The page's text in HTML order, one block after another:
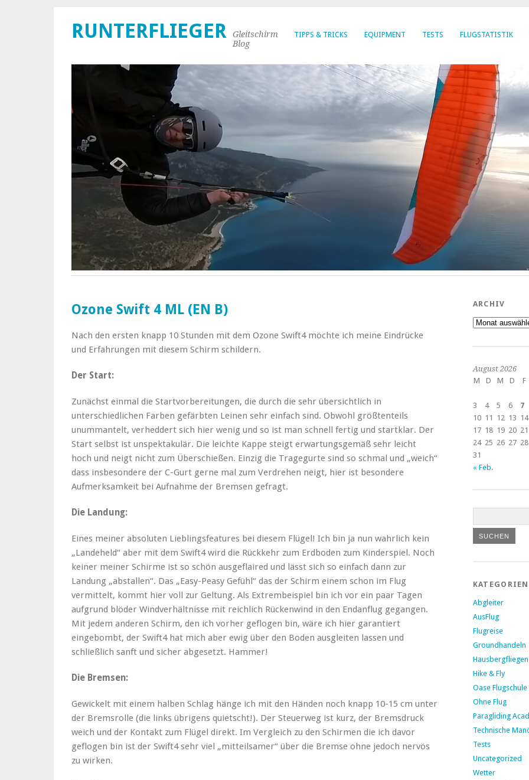
TIPPS & TRICKS EQUIPMENT TESTS FLUGSTATISTIK
RUNTERFLIEGER
Gleitschirm
Blog
Ozone Swift 4 ML (EN B)
Nach den ersten knapp 10 Stunden mit dem Ozone Swift4 möchte ich meine Eindrücke
und Erfahrungen mit diesem Schirm schildern.
Der Start:
Zunächst einmal die Startvorbereitungen, die durch die sehr übersichtlich in
unterschiedlichen Farben gefärbten Leinen sehr einfach sind. Obwohl größtenteils
unummantelt, verheddert sich hier wenig und so ist man schnell fertig und startklar. Der
Start selbst ist unspektakulär. Die leichte Kappe steigt erwartungsgemäß sehr leicht
hoch und neigt nicht zum Überschießen. Einzig die Tragegurte sind so schmal und „weich“
dass insbesondere der C-Gurt gerne mal zum Verdrehen neigt, hier ist besondere
Aufmerksamkeit bei Aufnahme der Bremsen gefragt.
Die Landung:
Eines meiner absoluten Lieblingsfeatures bei diesem Flügel! Ich bin ja nun wahrlich kein
„Landeheld“ aber mit dem Swift4 wird die Rückkehr zum Erdboden zum Kinderspiel. Noch
keiner meiner Schirme ist so schön ausgeflaired und lässt sich so einfach dann zur
Landung „abstallen“. Das „Easy-Peasy Gefühl“ das der Schirm einem schon im Flug
vermittelt, kommt hier voll zur Geltung. Als Extrembeispiel bin ich vor ein paar Tagen
aufgrund blöder Windverhältnisse mit reichlich Rückenwind in den Endanflug gegangen.
Mit jedem anderen Schirm, den ich vorher geflogen bin, wäre ich hier garantiert
eingebombt, der Swift4 hat mich aber ewig über den Boden ausgleiten lassen und
schließlich sanft und sicher abgesetzt. Hammer!
Die Bremsen:
Gewickelt mit einem halben Schlag hänge ich mit den Händen noch knapp 10-15 cm unter
der Bremsrolle (die links übrigens quietscht!). Der Steuerweg ist kurz, der Bremsdruck
weich und der Kontakt zum Flügel direkt. Im Vergleich zu den Schirmen die ich davor
geflogen bin ist der Swift4 sehr viel „mitteilsamer“ über die Bremse ohne jedoch nervös
zu wirken.
ARCHIV
Archiv
August 2026
M
D M D F
3
4 5 6 7
10 11 12 13 14
17 18 19 20 21
24 25 26 27 28
31
« Feb.
KATEGORIEN
Abgleiter
AusFlug
Flugreise
Groundhandeln
Hausbergfliegen
Hike & Fly
Oase Flugschule
Ohne Flug
Paragliding
Technische
Tests
Uncategorized
Wetter